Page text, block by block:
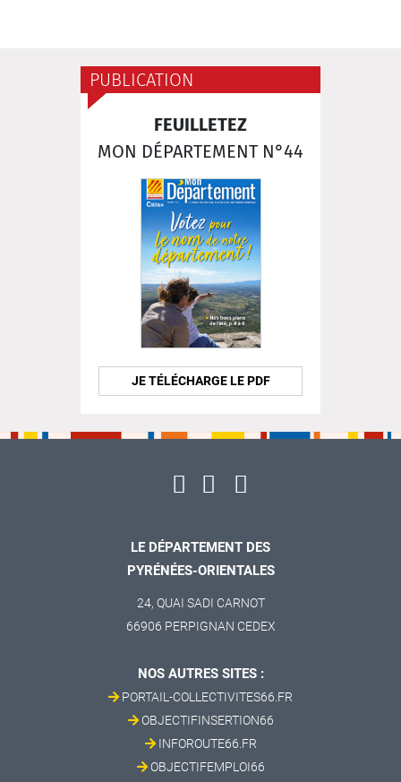
PUBLICATION
FEUILLETEZ
MON DÉPARTEMENT N°44
JE TÉLÉCHARGE LE PDF
LE DÉPARTEMENT DES
PYRÉNÉES-ORIENTALES
24, QUAI SADI CARNOT
66906 PERPIGNAN CEDEX
NOS AUTRES SITES :
PORTAIL-COLLECTIVITES66.FR
OBJECTIFINSERTION66
INFOROUTE66.FR
OBJECTIFEMPLOI66